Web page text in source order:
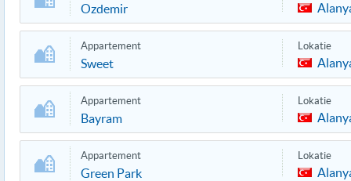
Ozdemir
Appartement
Sweet
Lokatie
Appartement
Bayram
Lokatie
Appartement
Green Park
Lokatie